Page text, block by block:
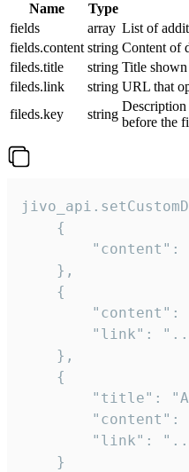
Name Type
fields
array List of
fields.content string Content of
fileds.title
string Title
fileds.link
string URL that
fileds.key
string
Description
before the
    {
"content":
    },
    {
"content":
"link":
    },
    {
"title":
"content":
"link":
    }